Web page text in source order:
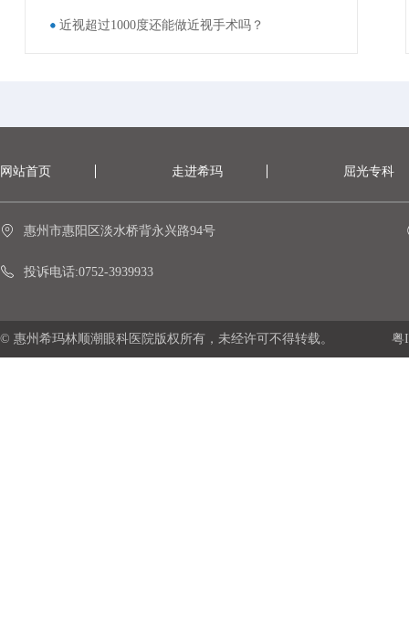
近视超过1000度还能做近视手术吗？
网站首页 走进希玛 屈光专科
惠州市惠阳区淡水桥背永兴路94号
投诉电话:0752-3939933
© 惠州希玛林顺潮眼科医院版权所有，未经许可不得转载。 粤